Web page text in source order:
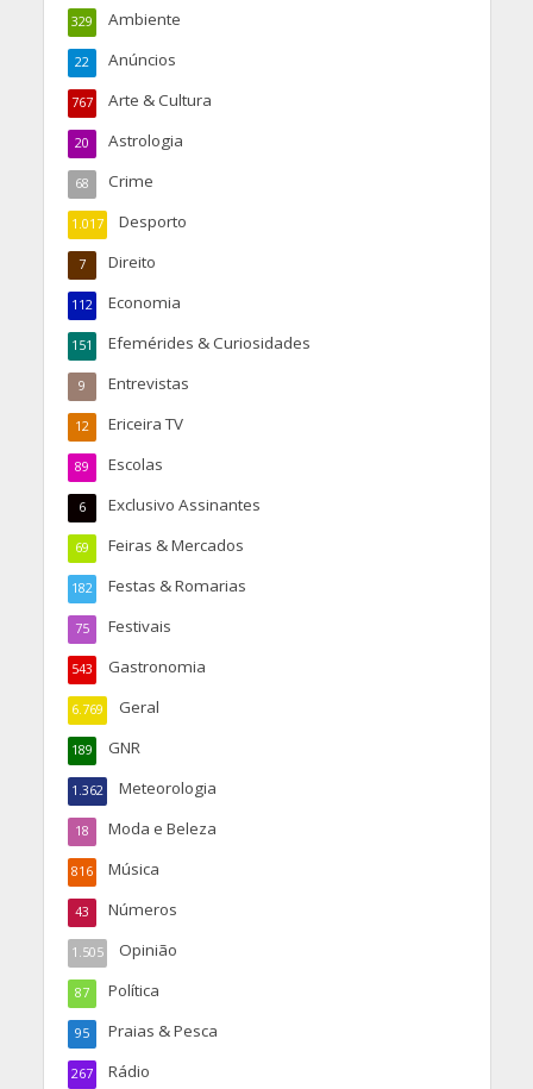
Ambiente
329
Anúncios
22
Arte & Cultura
767
Astrologia
20
Crime
68
Desporto
1.017
Direito
7
Economia
112
Efemérides & Curiosidades
151
Entrevistas
9
Ericeira TV
12
Escolas
89
Exclusivo Assinantes
6
Feiras & Mercados
69
Festas & Romarias
182
Festivais
75
Gastronomia
543
Geral
6.769
GNR
189
Meteorologia
1.362
Moda e Beleza
18
Música
816
Números
43
Opinião
1.505
Política
87
Praias & Pesca
95
Rádio
267